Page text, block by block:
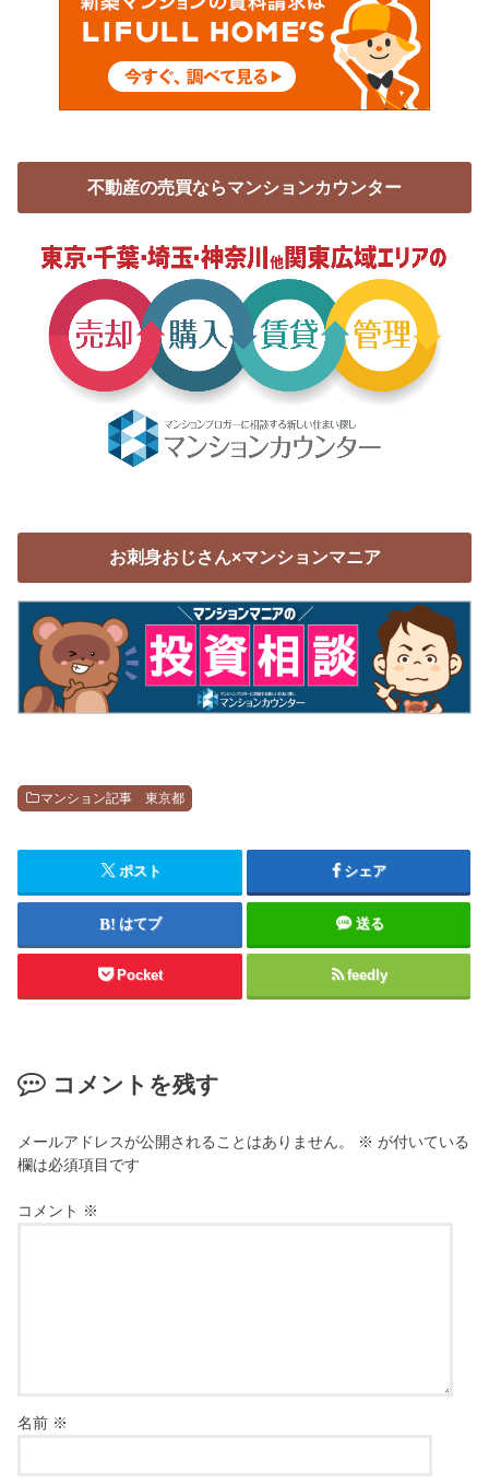
不動産の売買ならマンションカウンター
お刺身おじさん×マンションマニア
マンション記事 東京都
ポスト シェア
はてブ 送る
Pocket feedly
コメントを残す
メールアドレスが公開されることはありません。 ※ が付いている
欄は必須項目です
コメント ※
名前 ※